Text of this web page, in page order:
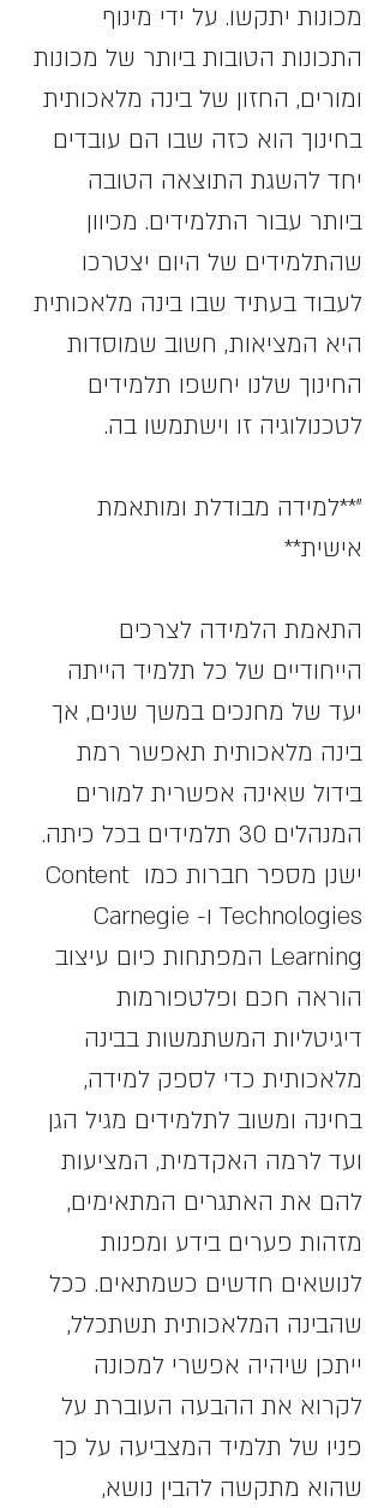
מכונות יתקשו. על ידי מינוף
התכונות הטובות ביותר של מכונות
ומורים, החזון של בינה מלאכותית
בחינוך הוא כזה שבו הם עובדים
יחד להשגת התוצאה הטובה
ביותר עבור התלמידים. מכיוון
שהתלמידים של היום יצטרכו
לעבוד בעתיד שבו בינה מלאכותית
היא המציאות, חשוב שמוסדות
החינוך שלנו יחשפו תלמידים
לטכנולוגיה זו וישתמשו בה.
"**למידה מבודלת ומותאמת
אישית**
התאמת הלמידה לצרכים
הייחודיים של כל תלמיד הייתה
יעד של מחנכים במשך שנים, אך
בינה מלאכותית תאפשר רמת
בידול שאינה אפשרית למורים
המנהלים 30 תלמידים בכל כיתה.
ישנן מספר חברות כמו Content
Technologies ו-Carnegie
Learning המפתחות כיום עיצוב
הוראה חכם ופלטפורמות
דיגיטליות המשתמשות בבינה
מלאכותית כדי לספק למידה,
בחינה ומשוב לתלמידים מגיל הגן
ועד לרמה האקדמית, המציעות
להם את האתגרים המתאימים,
מזהות פערים בידע ומפנות
לנושאים חדשים כשמתאים. ככל
שהבינה המלאכותית תשתכלל,
ייתכן שיהיה אפשרי למכונה
לקרוא את ההבעה העוברת על
פניו של תלמיד המצביעה על כך
שהוא מתקשה להבין נושא,